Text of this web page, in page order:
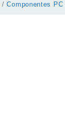
/Componentes PC